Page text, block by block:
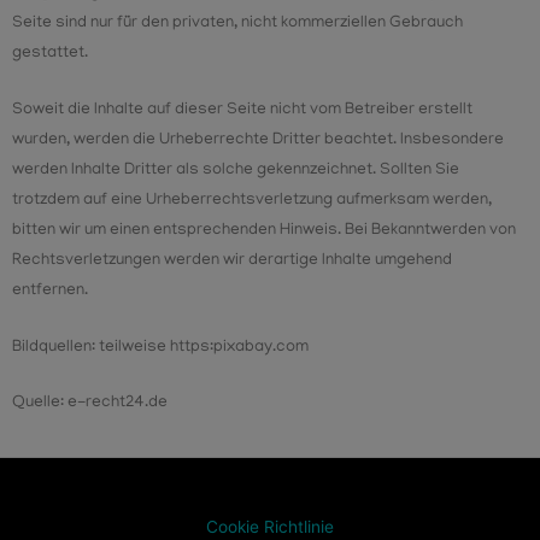
Seite sind nur für den privaten, nicht kommerziellen Gebrauch
gestattet.
Soweit die Inhalte auf dieser Seite nicht vom Betreiber erstellt
wurden, werden die Urheberrechte Dritter beachtet. Insbesondere
werden Inhalte Dritter als solche gekennzeichnet. Sollten Sie
trotzdem auf eine Urheberrechtsverletzung aufmerksam werden,
bitten wir um einen entsprechenden Hinweis. Bei Bekanntwerden von
Rechtsverletzungen werden wir derartige Inhalte umgehend
entfernen.
Bildquellen: teilweise https:pixabay.com
Quelle: e-recht24.de
Cookie Richtlinie